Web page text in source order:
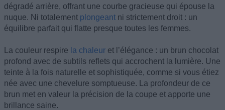
dégradé arrière, offrant une courbe gracieuse qui épouse la
nuque. Ni totalement plongeant ni strictement droit : un
équilibre parfait qui flatte presque toutes les femmes.
La couleur respire la chaleur et l’élégance : un brun chocolat
profond avec de subtils reflets qui accrochent la lumière. Une
teinte à la fois naturelle et sophistiquée, comme si vous étiez
née avec une chevelure somptueuse. La profondeur de ce
brun met en valeur la précision de la coupe et apporte une
brillance saine.